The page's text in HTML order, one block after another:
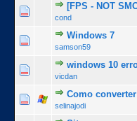
[FPS - NOT
cond
0 Voto(s) - 0
Windows 7
samson59
0 Voto(s) - 0
windows 10
vicdan
0 Voto(s) - 0
Como
selinajodi
1